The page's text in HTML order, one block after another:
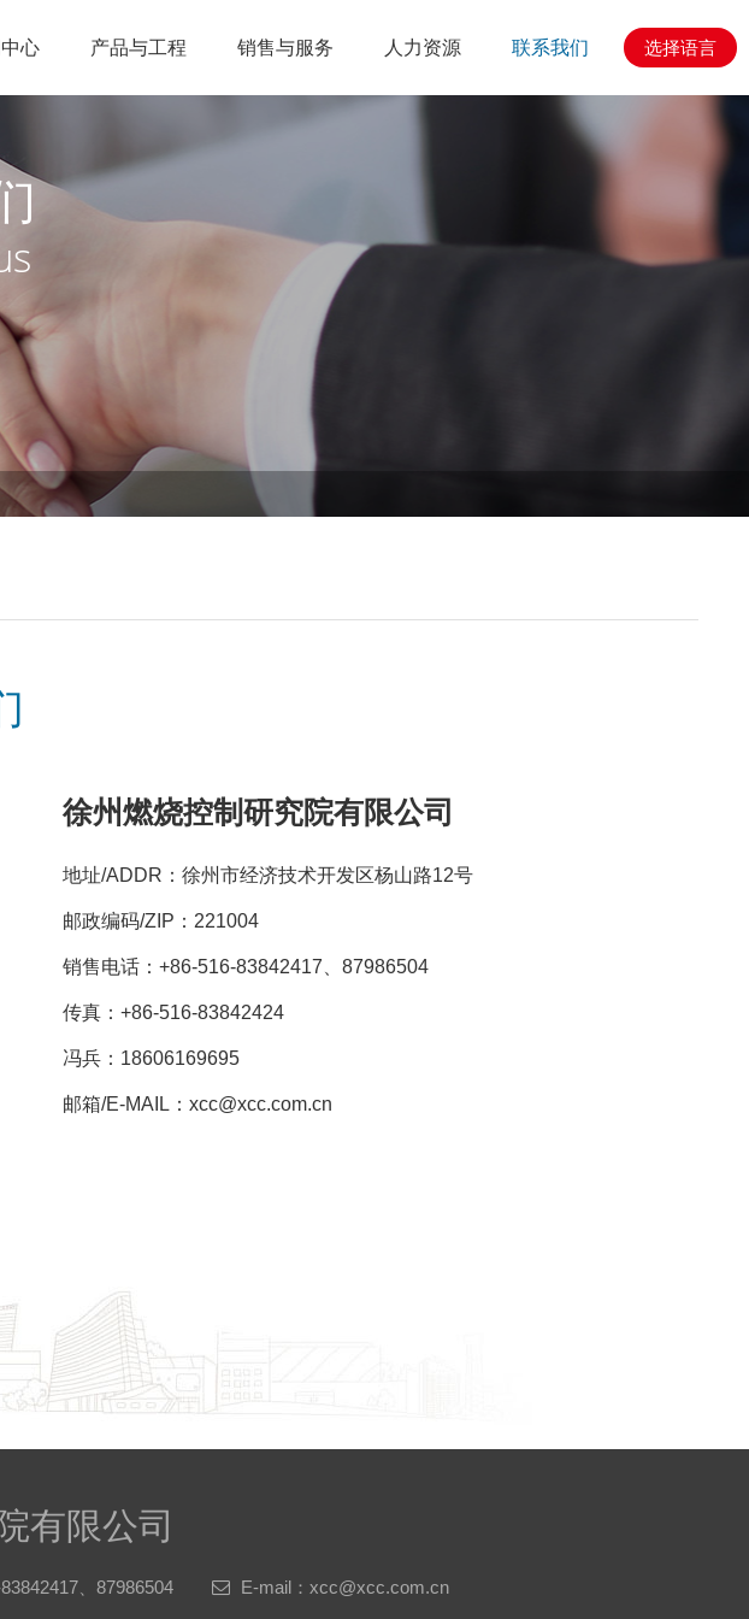
公司概况
心
新闻
资讯
产品与工程
特种燃烧
燃烧控制
销售与服务
销售与服务
人力资源
人力资源
联系我们 选择语言
徐州燃烧控制研究院有限公司
地址/ADDR：徐州市经济技术开发区杨山路12号
邮政编码/ZIP：221004
销售电话：+86-516-83842417、87986504
传真：+86-516-83842424
冯兵：18606169695
邮箱/E-MAIL：xcc@xcc.com.cn
有限公司
、87986504 E-mail：xcc@xcc.com.cn